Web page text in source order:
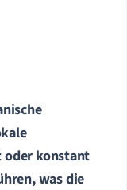
konstant
was die